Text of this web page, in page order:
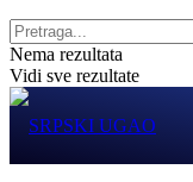
Nema rezultata
Vidi sve rezultate